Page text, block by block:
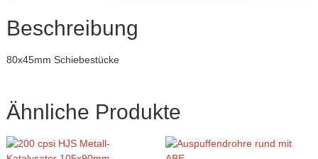
Beschreibung
80x45mm Schiebestücke
Ähnliche Produkte